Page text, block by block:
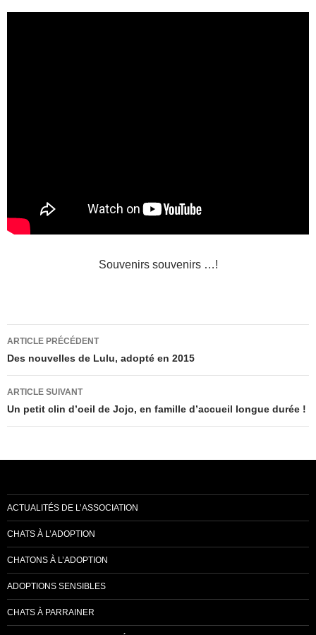
Souvenirs souvenirs …!
Navigation
des
articles
ARTICLE PRÉCÉDENT
Des nouvelles de Lulu, adopté en 2015
ARTICLE SUIVANT
Un petit clin d’oeil de Jojo, en famille d’accueil longue durée !
ACTUALITÉS DE L’ASSOCIATION
CHATS À L’ADOPTION
CHATONS À L’ADOPTION
ADOPTIONS SENSIBLES
CHATS À PARRAINER